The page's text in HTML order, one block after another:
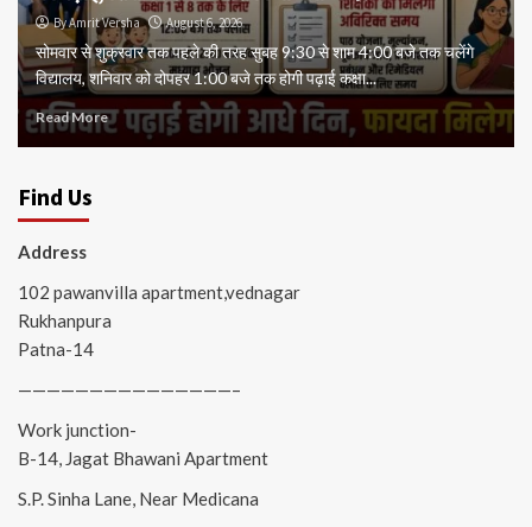
By Amrit Versha August 6, 2026
सोमवार से शुक्रवार तक पहले की तरह सुबह 9:30 से शाम 4:00 बजे तक चलेंगे
विद्यालय, शनिवार को दोपहर 1:00 बजे तक होगी पढ़ाई कक्षा...
Read More
Find Us
Address
102 pawanvilla apartment,vednagar
Rukhanpura
Patna-14
———————————————–
Work junction-
B-14, Jagat Bhawani Apartment
S.P. Sinha Lane, Near Medicana